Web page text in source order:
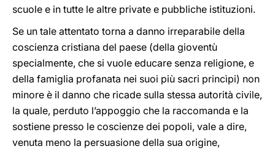
scuole e in tutte le altre private e pubbliche istituzioni.
Se un tale attentato torna a danno irreparabile della
coscienza cristiana del paese (della gioventù
specialmente, che si vuole educare senza religione, e
della famiglia profanata nei suoi più sacri princìpi) non
minore è il danno che ricade sulla stessa autorità civile,
la quale, perduto l’appoggio che la raccomanda e la
sostiene presso le coscienze dei popoli, vale a dire,
venuta meno la persuasione della sua origine,